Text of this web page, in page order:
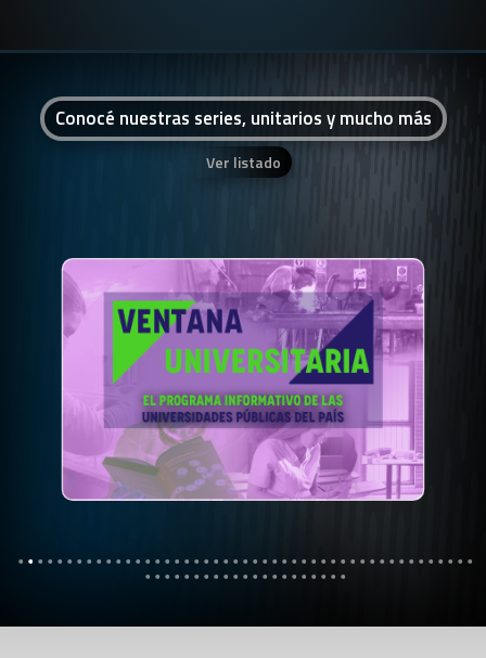
Conocé nuestras series, unitarios y mucho más
Ver listado